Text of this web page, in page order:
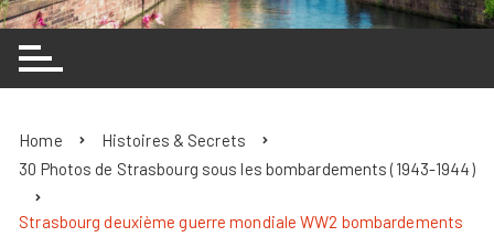
Home
Histoires & Secrets
30 Photos de Strasbourg sous les bombardements (1943-1944)
Strasbourg deuxième guerre mondiale WW2 bombardements